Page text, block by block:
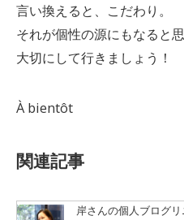
言い換えると、こだわり。
それが個性の源にもなると
大切にして行きましょう！
À bientôt
関連記事
岸さんの個人ブログ